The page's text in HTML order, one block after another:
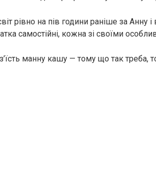
рівно на пів години раніше за
самостійні, кожна зі своїми
манну кашу — тому що так треба,